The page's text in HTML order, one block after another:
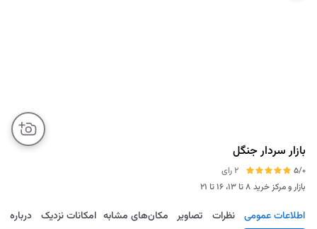
بازار سردار جنگل
5/0
2 رای
بازار و مرکز خرید ۸ تا ۱۳، ۱۶ تا ۲۱
مسیریابی ذخیره ارسال اطلاعات عمومی نظرات تصاویر مکان‌های مشابه امکانات نزدیک درباره